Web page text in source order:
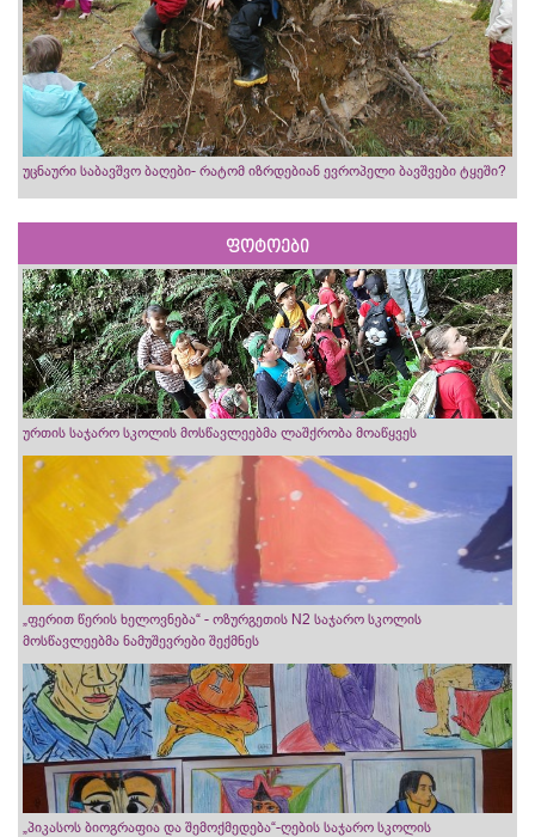
უცნაური საბავშვო ბაღები- რატომ იზრდებიან ევროპელი ბავშვები ტყეში?
ფოტოები
ურთის საჯარო სკოლის მოსწავლეებმა ლაშქრობა მოაწყვეს
„ფერით წერის ხელოვნება“ - ოზურგეთის N2 საჯარო სკოლის
მოსწავლეებმა ნამუშევრები შექმნეს
„პიკასოს ბიოგრაფია და შემოქმედება“-ღების საჯარო სკოლის